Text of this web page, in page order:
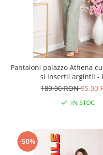
Pantaloni palazzo Athena
si insertii argintii -
189,00 RON95,00
IN STOC
-50%